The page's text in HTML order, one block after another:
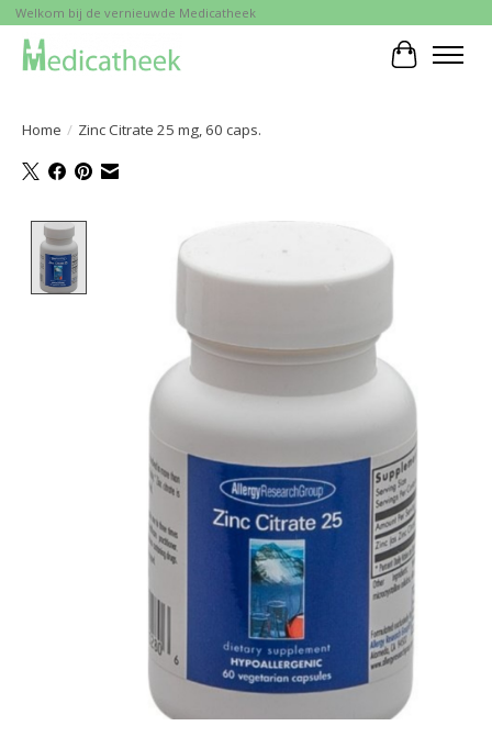
Welkom bij de vernieuwde Medicatheek
Home / Zinc Citrate 25 mg, 60 caps.
Product image slideshow Items